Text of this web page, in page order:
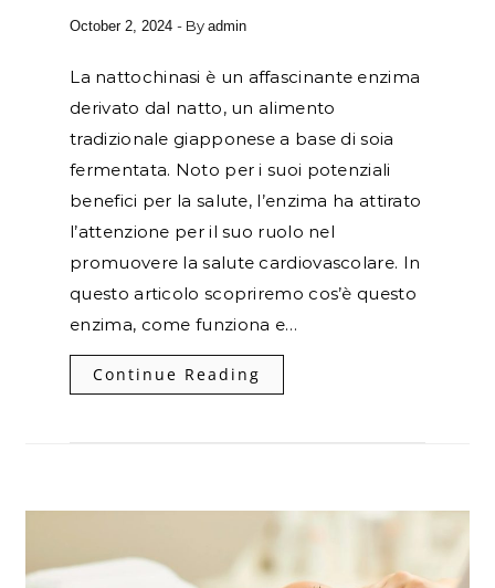
October 2, 2024 - Byadmin
La nattochinasi è un affascinante enzima
derivato dal natto, un alimento
tradizionale giapponese a base di soia
fermentata. Noto per i suoi potenziali
benefici per la salute, l’enzima ha attirato
l’attenzione per il suo ruolo nel
promuovere la salute cardiovascolare. In
questo articolo scopriremo cos’è questo
enzima, come funziona e…
Continue Reading